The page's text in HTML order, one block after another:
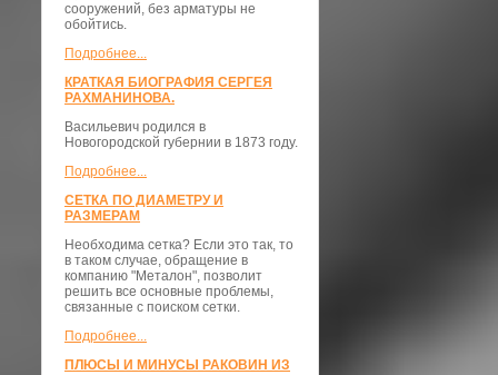
сооружений, без арматуры не
обойтись.
Подробнее...
КРАТКАЯ БИОГРАФИЯ СЕРГЕЯ
РАХМАНИНОВА.
Васильевич родился в
Новогородской губернии в 1873 году.
Подробнее...
СЕТКА ПО ДИАМЕТРУ И
РАЗМЕРАМ
Необходима сетка? Если это так, то
в таком случае, обращение в
компанию "Металон", позволит
решить все основные проблемы,
связанные с поиском сетки.
Подробнее...
ПЛЮСЫ И МИНУСЫ РАКОВИН ИЗ